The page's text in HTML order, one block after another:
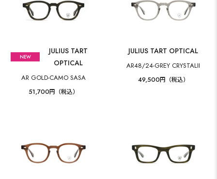
JULIUS TART
OPTICAL
AR GOLD-CAMO SASA
51,700円（税込）
JULIUS TART OPTICAL
AR48/24-GREY CRYSTALII
49,500円（税込）